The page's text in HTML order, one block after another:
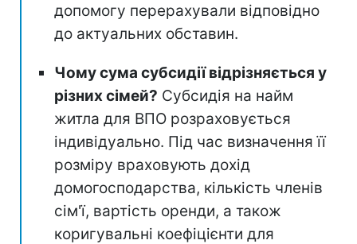
допомогу перерахували відповідно
до актуальних обставин.
Чому сума субсидії відрізняється у
різних сімей? Субсидія на найм
житла для ВПО розраховується
індивідуально. Під час визначення її
розміру враховують дохід
домогосподарства, кількість членів
сім'ї, вартість оренди, а також
коригувальні коефіцієнти для